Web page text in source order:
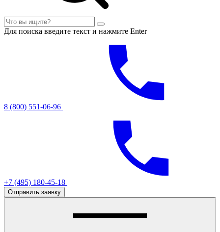
Для поиска введите текст и нажмите Enter
8 (800) 551-06-96
+7 (495) 180-45-18
Отправить заявку